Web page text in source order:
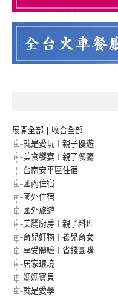
展開全部 | 收合全部
就是愛玩︱親子優遊
美食饗宴︱親子餐廳
台南安平區住宿
國內住宿
國外住宿
國外旅遊
美麗廚房︱親子料理
育兒好物︱養兒育女
享受體驗︱省錢團購
居家環境
媽媽寶貝
就是愛學